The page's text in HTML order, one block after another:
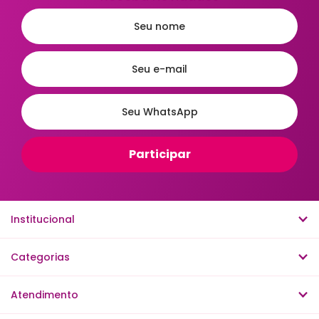
Ordenar
A - Z Z - A Menor Preço
Maior Preço
Mais Vendidos
Mais Relevantes
Institucional
Categorias
Atendimento